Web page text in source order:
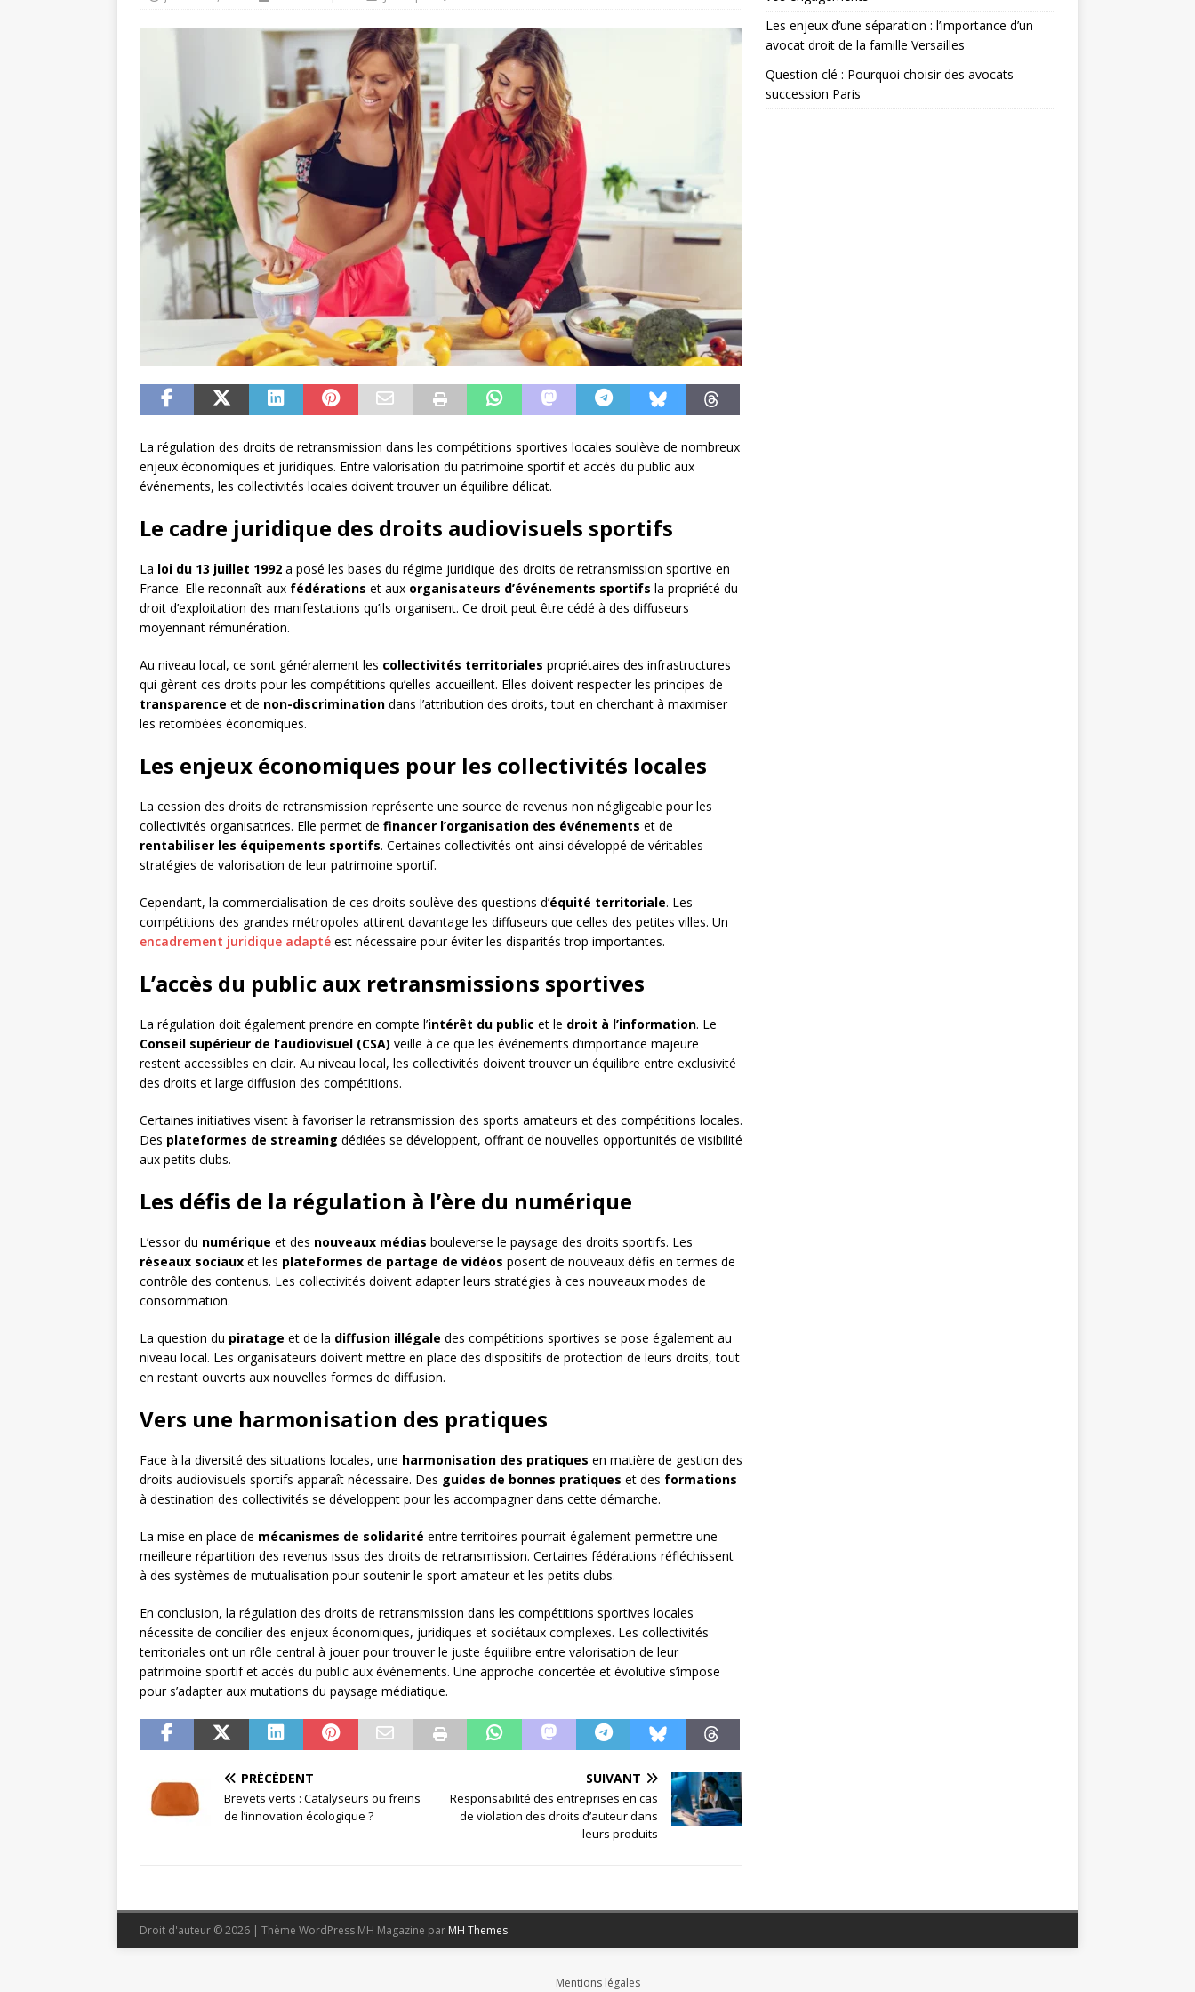
La régulation des droits de retransmission dans les compétitions sportives locales soulève de nombreux
enjeux économiques et juridiques. Entre valorisation du patrimoine sportif et accès du public aux
événements, les collectivités locales doivent trouver un équilibre délicat.
Le cadre juridique des droits audiovisuels sportifs
La loi du 13 juillet 1992 a posé les bases du régime juridique des droits de retransmission sportive en
France. Elle reconnaît aux fédérations et aux organisateurs d’événements sportifs la propriété du
droit d’exploitation des manifestations qu’ils organisent. Ce droit peut être cédé à des diffuseurs
moyennant rémunération.
Au niveau local, ce sont généralement les collectivités territoriales propriétaires des infrastructures
qui gèrent ces droits pour les compétitions qu’elles accueillent. Elles doivent respecter les principes de
transparence et de non-discrimination dans l’attribution des droits, tout en cherchant à maximiser
les retombées économiques.
Les enjeux économiques pour les collectivités locales
La cession des droits de retransmission représente une source de revenus non négligeable pour les
collectivités organisatrices. Elle permet de financer l’organisation des événements et de
rentabiliser les équipements sportifs. Certaines collectivités ont ainsi développé de véritables
stratégies de valorisation de leur patrimoine sportif.
Cependant, la commercialisation de ces droits soulève des questions d’équité territoriale. Les
compétitions des grandes métropoles attirent davantage les diffuseurs que celles des petites villes. Un
encadrement juridique adapté est nécessaire pour éviter les disparités trop importantes.
L’accès du public aux retransmissions sportives
La régulation doit également prendre en compte l’intérêt du public et le droit à l’information. Le
Conseil supérieur de l’audiovisuel (CSA) veille à ce que les événements d’importance majeure
restent accessibles en clair. Au niveau local, les collectivités doivent trouver un équilibre entre exclusivité
des droits et large diffusion des compétitions.
Certaines initiatives visent à favoriser la retransmission des sports amateurs et des compétitions locales.
Des plateformes de streaming dédiées se développent, offrant de nouvelles opportunités de visibilité
aux petits clubs.
Les défis de la régulation à l’ère du numérique
L’essor du numérique et des nouveaux médias bouleverse le paysage des droits sportifs. Les
réseaux sociaux et les plateformes de partage de vidéos posent de nouveaux défis en termes de
contrôle des contenus. Les collectivités doivent adapter leurs stratégies à ces nouveaux modes de
consommation.
La question du piratage et de la diffusion illégale des compétitions sportives se pose également au
niveau local. Les organisateurs doivent mettre en place des dispositifs de protection de leurs droits, tout
en restant ouverts aux nouvelles formes de diffusion.
Vers une harmonisation des pratiques
Face à la diversité des situations locales, une harmonisation des pratiques en matière de gestion des
droits audiovisuels sportifs apparaît nécessaire. Des guides de bonnes pratiques et des formations
à destination des collectivités se développent pour les accompagner dans cette démarche.
La mise en place de mécanismes de solidarité entre territoires pourrait également permettre une
meilleure répartition des revenus issus des droits de retransmission. Certaines fédérations réfléchissent
à des systèmes de mutualisation pour soutenir le sport amateur et les petits clubs.
En conclusion, la régulation des droits de retransmission dans les compétitions sportives locales
nécessite de concilier des enjeux économiques, juridiques et sociétaux complexes. Les collectivités
territoriales ont un rôle central à jouer pour trouver le juste équilibre entre valorisation de leur
patrimoine sportif et accès du public aux événements. Une approche concertée et évolutive s’impose
pour s’adapter aux mutations du paysage médiatique.
PRÉCÉDENT
Brevets verts : Catalyseurs ou freins
de l’innovation écologique ?
SUIVANT
Responsabilité des entreprises en cas
de violation des droits d’auteur dans
leurs produits
Les enjeux d’une séparation : l’importance d’un
avocat droit de la famille Versailles
Question clé : Pourquoi choisir des avocats
succession Paris
Droit d'auteur © 2026 | Thème WordPress MH Magazine par MH Themes
Mentions légales